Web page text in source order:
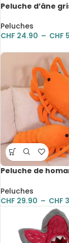
Peluche d’âne
Peluches
CHF 24.90 – CHF
Peluche de
Peluches
CHF 29.90 – CHF